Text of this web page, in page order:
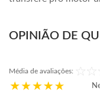
OPINIÃO DE
Média de avaliações: